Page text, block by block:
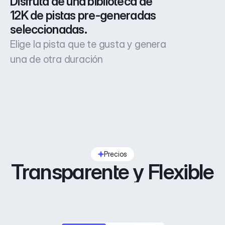
12K de pistas pre-generadas
seleccionadas.
Elige la pista que te gusta y genera
una de otra duración
Precios
Transparente y Flexible